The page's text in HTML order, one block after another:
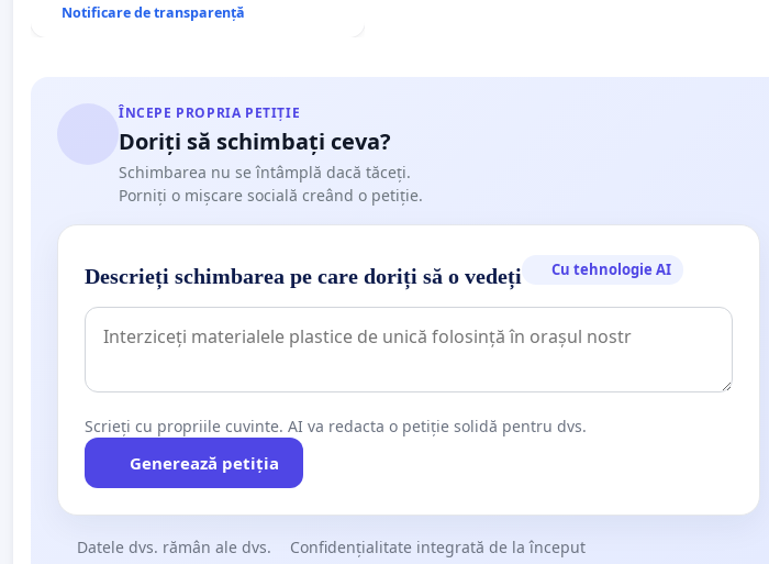
Notificare de transparență
ÎNCEPE PROPRIA PETIȚIE
Doriți să schimbați ceva?
Schimbarea nu se întâmplă dacă tăceți.
Porniți o mișcare socială creând o petiție.
Descrieți schimbarea pe care doriți să o vedeți Cu tehnologie AI
Scrieți cu propriile cuvinte. AI va redacta o petiție solidă pentru dvs.
Generează petiția
Datele dvs. rămân ale dvs. Confidențialitate integrată de la început